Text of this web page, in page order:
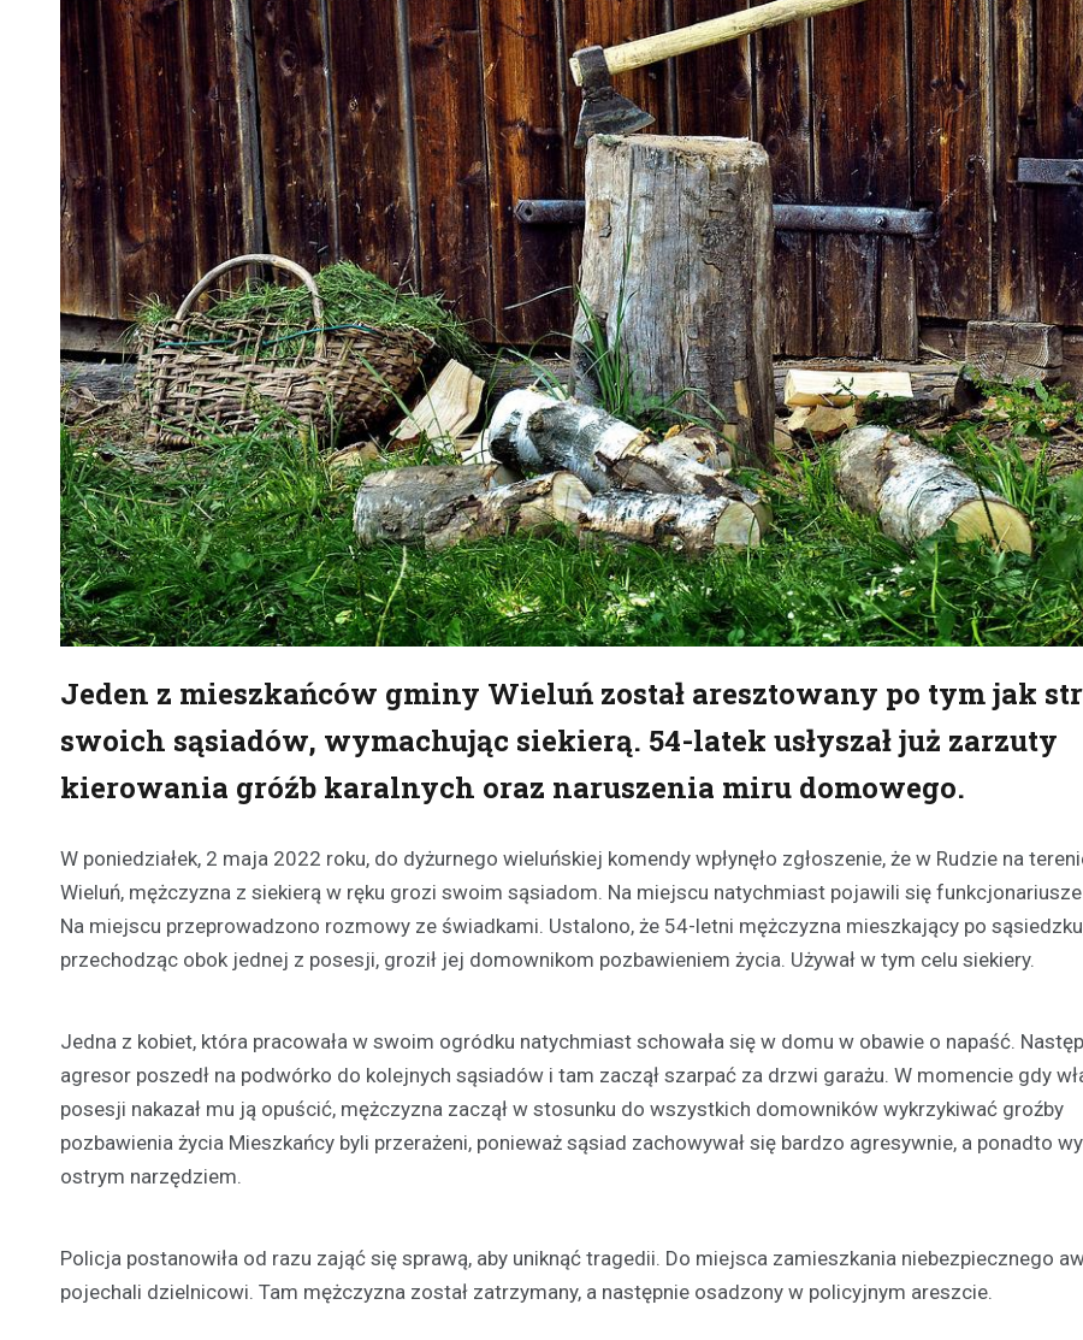
Jeden z mieszkańców gminy Wieluń został aresztowany po tym jak
swoich sąsiadów, wymachując siekierą. 54-latek usłyszał już zarzuty
kierowania gróźb karalnych oraz naruszenia miru domowego.
W poniedziałek, 2 maja 2022 roku, do dyżurnego wieluńskiej komendy wpłynęło zgłoszenie, że w Rudzie na
Wieluń, mężczyzna z siekierą w ręku grozi swoim sąsiadom. Na miejscu natychmiast pojawili się
Na miejscu przeprowadzono rozmowy ze świadkami. Ustalono, że 54-letni mężczyzna mieszkający po
przechodząc obok jednej z posesji, groził jej domownikom pozbawieniem życia. Używał w tym celu siekiery.
Jedna z kobiet, która pracowała w swoim ogródku natychmiast schowała się w domu w obawie o napaść.
agresor poszedł na podwórko do kolejnych sąsiadów i tam zaczął szarpać za drzwi garażu. W momencie gdy
posesji nakazał mu ją opuścić, mężczyzna zaczął w stosunku do wszystkich domowników wykrzykiwać groźby
pozbawienia życia Mieszkańcy byli przerażeni, ponieważ sąsiad zachowywał się bardzo agresywnie, a ponadto
ostrym narzędziem.
Policja postanowiła od razu zająć się sprawą, aby uniknąć tragedii. Do miejsca zamieszkania niebezpiecznego
pojechali dzielnicowi. Tam mężczyzna został zatrzymany, a następnie osadzony w policyjnym areszcie.
Kronika policyjna
Pijany kierowca wpadł po
Wieluniu
29 listopada 2025
mundurowych. Około…